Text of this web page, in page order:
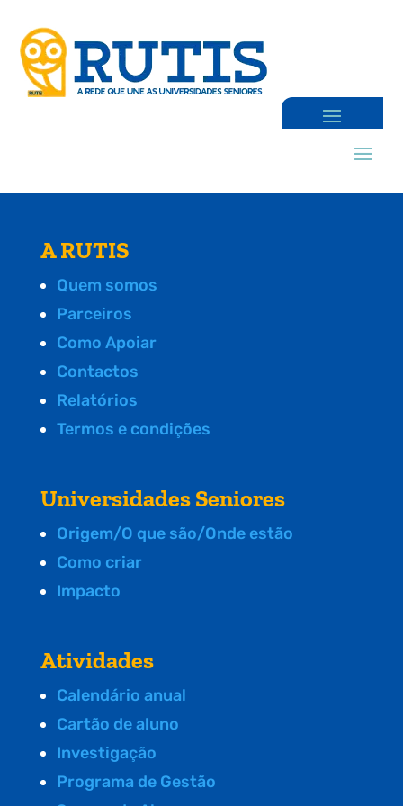
A RUTIS
Quem somos
Parceiros
Como Apoiar
Contactos
Relatórios
Termos e condições
Universidades Seniores
Origem/O que são/Onde estão
Como criar
Impacto
Atividades
Calendário anual
Cartão de aluno
Investigação
Programa de Gestão